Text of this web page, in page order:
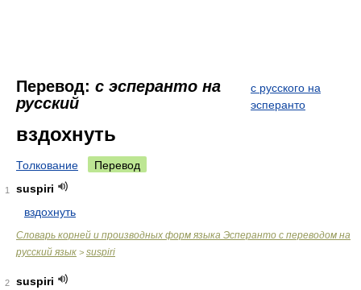
Перевод: с эсперанто на
русский
с русского на
эсперанто
вздохнуть
Толкование Перевод
1
suspiri
вздохнуть
Словарь корней и производных форм языка Эсперанто с переводом на
русский язык > suspiri
2
suspiri